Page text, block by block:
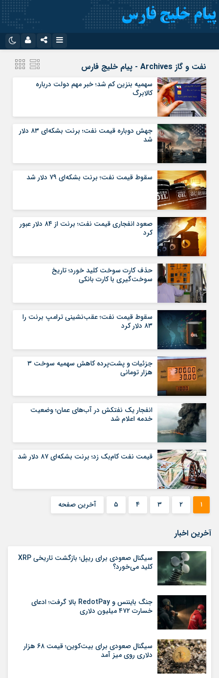
سروش
آپارات
رمز عبور
مرا به خاطر بسپار
نفت و گاز Archives - پیام خلیج فارس
سهمیه بنزین کم شد؛ خبر مهم دولت درباره
کالابرگ
جهش دوباره قیمت نفت؛ برنت بشکه‌ای ۸۳ دلار
شد
سقوط قیمت نفت؛ برنت بشکه‌ای ۷۹ دلار شد
صعود انفجاری قیمت نفت؛ برنت از ۸۴ دلار عبور
کرد
حذف کارت سوخت کلید خورد؛ تاریخ
سوخت‌گیری با کارت بانکی
سقوط قیمت نفت؛ عقب‌نشینی ترامپ برنت را
۸۳ دلار کرد
جزئیات و پشت‌پرده کاهش سهمیه سوخت ۳
هزار تومانی
انفجار یک نفتکش در آب‌های عمان؛ وضعیت
خدمه اعلام شد
قیمت نفت کام‌بک زد؛ برنت بشکه‌ای ۸۷ دلار شد
۱ ۲ ۳ ۴ ۵ آخرین صفحه
آخرین اخبار
سیگنال صعودی برای ریپل؛ بازگشت تاریخی XRP
کلید می‌خورد؟
جنگ بایننس و RedotPay بالا گرفت؛ ادعای
خسارت ۴۷۲ میلیون دلاری
سیگنال صعودی برای بیت‌کوین؛ قیمت ۶۸ هزار
دلاری روی میز آمد